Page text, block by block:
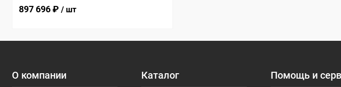
897 696 ₽ / шт
О компании Каталог Помощь и